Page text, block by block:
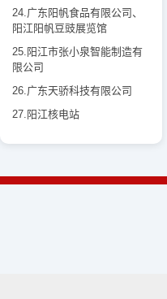
24.广东阳帆食品有限公司、
阳江阳帆豆豉展览馆
25.阳江市张小泉智能制造有
限公司
26.广东天骄科技有限公司
27.阳江核电站